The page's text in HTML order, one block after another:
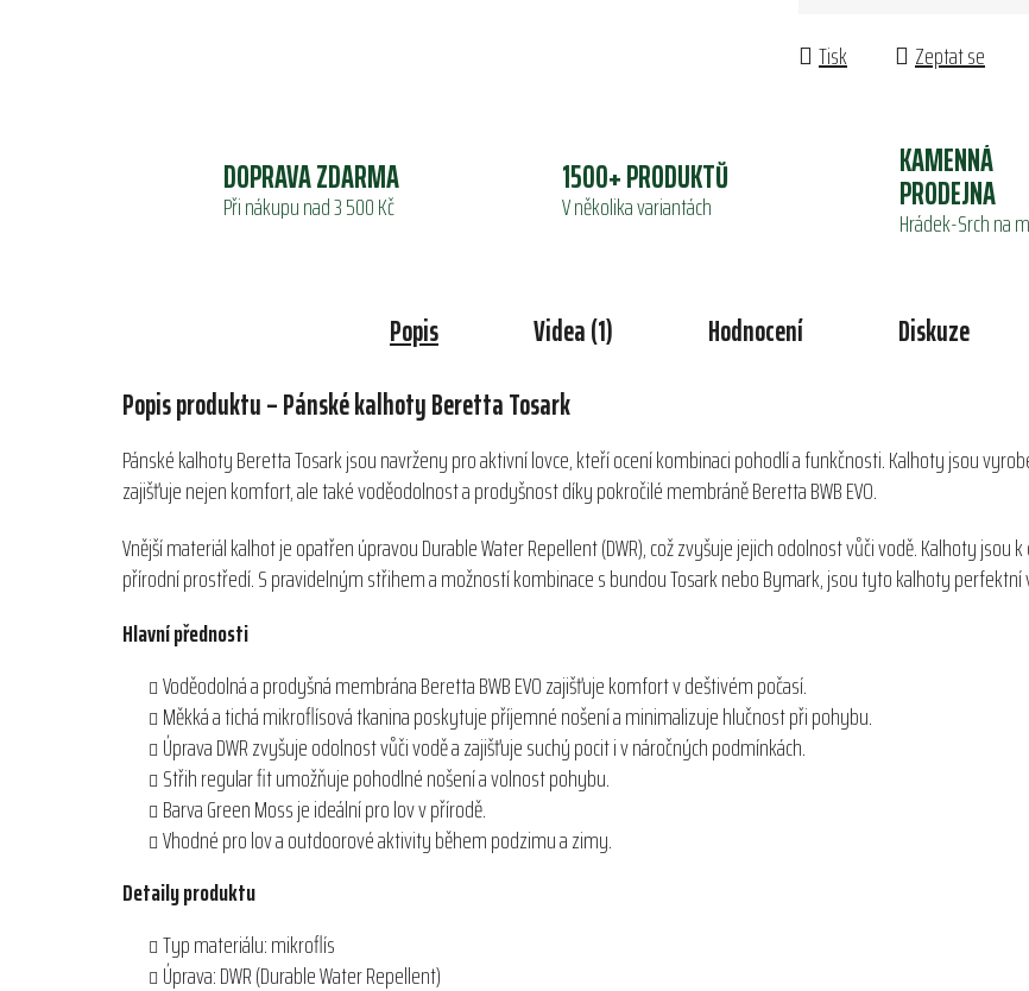
Tisk Zeptat se
DOPRAVA ZDARMA
Při nákupu nad 3 500 Kč
1500+ PRODUKTŮ
V několika variantách
KAMENNÁ
PRODEJNA
Hrádek-Srch na
Popis Videa (1) Hodnocení Diskuze
Popis produktu – Pánské kalhoty Beretta Tosark
Pánské kalhoty Beretta Tosark jsou navrženy pro aktivní lovce, kteří ocení kombinaci pohodlí a funkčnosti. Kalhoty jsou
zajišťuje nejen komfort, ale také voděodolnost a prodyšnost díky pokročilé membráně Beretta BWB EVO.
Vnější materiál kalhot je opatřen úpravou Durable Water Repellent (DWR), což zvyšuje jejich odolnost vůči vodě. Kalhoty
přírodní prostředí. S pravidelným střihem a možností kombinace s bundou Tosark nebo Bymark, jsou tyto kalhoty
Hlavní přednosti
Voděodolná a prodyšná membrána Beretta BWB EVO zajišťuje komfort v deštivém počasí.
Měkká a tichá mikroflísová tkanina poskytuje příjemné nošení a minimalizuje hlučnost při pohybu.
Úprava DWR zvyšuje odolnost vůči vodě a zajišťuje suchý pocit i v náročných podmínkách.
Střih regular fit umožňuje pohodlné nošení a volnost pohybu.
Barva Green Moss je ideální pro lov v přírodě.
Vhodné pro lov a outdoorové aktivity během podzimu a zimy.
Detaily produktu
Typ materiálu: mikroflís
Úprava: DWR (Durable Water Repellent)